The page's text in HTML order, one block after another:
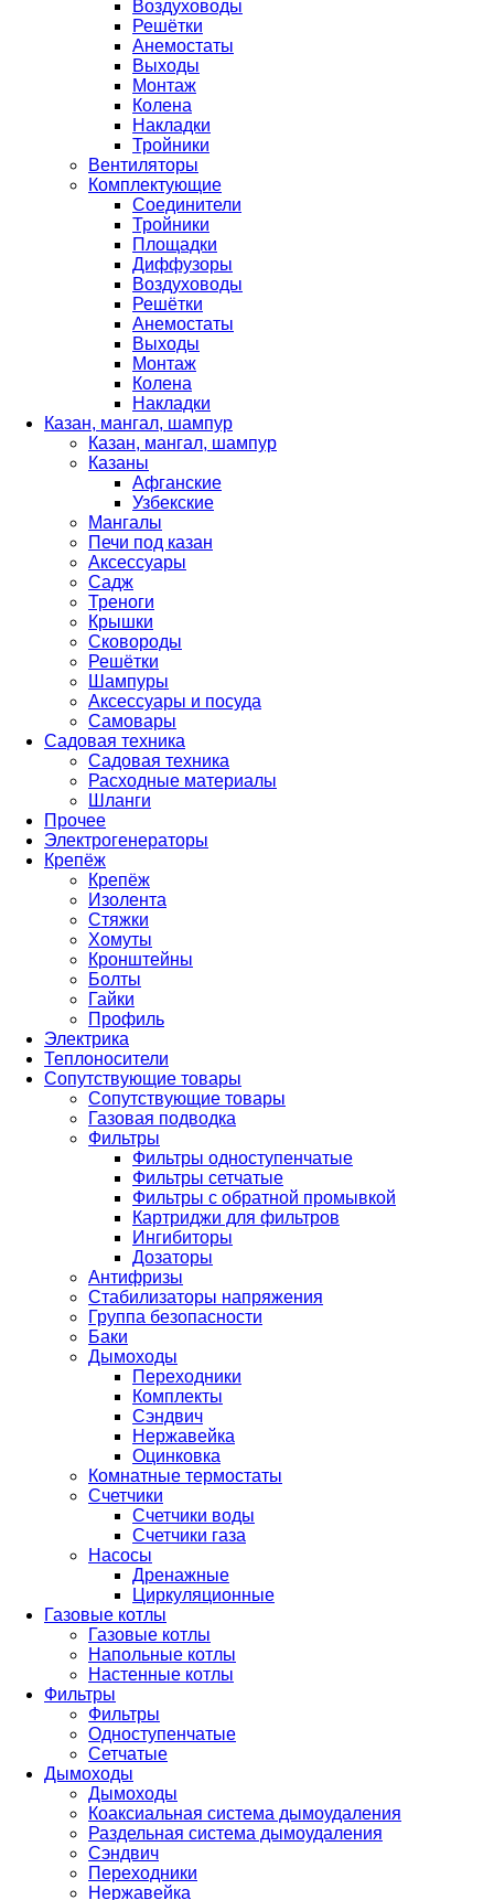
Воздуховоды
Решётки
Анемостаты
Выходы
Монтаж
Колена
Накладки
Тройники
Вентиляторы
Комплектующие
Соединители
Тройники
Площадки
Диффузоры
Воздуховоды
Решётки
Анемостаты
Выходы
Монтаж
Колена
Накладки
Казан, мангал, шампур
Казан, мангал, шампур
Казаны
Афганские
Узбекские
Мангалы
Печи под казан
Аксессуары
Садж
Треноги
Крышки
Сковороды
Решётки
Шампуры
Аксессуары и посуда
Самовары
Садовая техника
Садовая техника
Расходные материалы
Шланги
Прочее
Электрогенераторы
Крепёж
Крепёж
Изолента
Стяжки
Хомуты
Кронштейны
Болты
Гайки
Профиль
Электрика
Теплоносители
Сопутствующие товары
Сопутствующие товары
Газовая подводка
Фильтры
Фильтры одноступенчатые
Фильтры сетчатые
Фильтры с обратной промывкой
Картриджи для фильтров
Ингибиторы
Дозаторы
Антифризы
Стабилизаторы напряжения
Группа безопасности
Баки
Дымоходы
Переходники
Комплекты
Сэндвич
Нержавейка
Оцинковка
Комнатные термостаты
Счетчики
Счетчики воды
Счетчики газа
Насосы
Дренажные
Циркуляционные
Газовые котлы
Газовые котлы
Напольные котлы
Настенные котлы
Фильтры
Фильтры
Одноступенчатые
Сетчатые
Дымоходы
Дымоходы
Коаксиальная система дымоудаления
Раздельная система дымоудаления
Сэндвич
Переходники
Нержавейка